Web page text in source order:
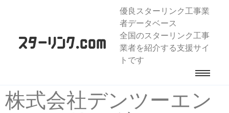
優良スターリンク工事業
者データベース
全国のスターリンク工事
業者を紹介する支援サイ
トです
株式会社デンツーエン